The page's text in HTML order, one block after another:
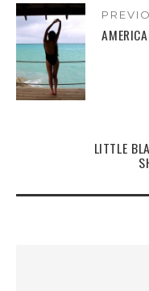
LITTLE